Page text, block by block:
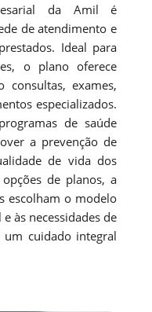
da Amil é
de atendimento e
Ideal para
o plano oferece
consultas, exames,
especializados.
de saúde
a prevenção de
de vida dos
de planos, a
escolham o modelo
às necessidades de
um cuidado integral